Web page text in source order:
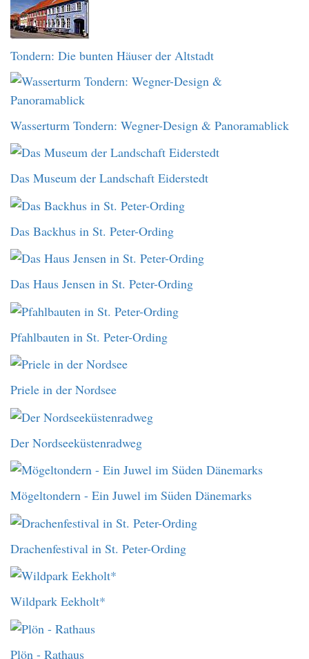
Tondern: Die bunten Häuser der Altstadt
Wasserturm Tondern: Wegner-Design & Panoramablick
Das Museum der Landschaft Eiderstedt
Das Backhus in St. Peter-Ording
Das Haus Jensen in St. Peter-Ording
Pfahlbauten in St. Peter-Ording
Priele in der Nordsee
Der Nordseeküstenradweg
Mögeltondern - Ein Juwel im Süden Dänemarks
Drachenfestival in St. Peter-Ording
Wildpark Eekholt*
Plön - Rathaus